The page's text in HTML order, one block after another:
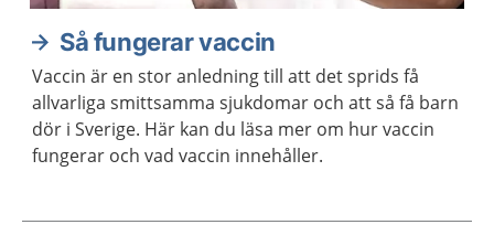
Så fungerar vaccin
Vaccin är en stor anledning till att det sprids få
allvarliga smittsamma sjukdomar och att så få barn
dör i Sverige. Här kan du läsa mer om hur vaccin
fungerar och vad vaccin innehåller.